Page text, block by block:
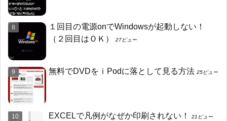
１回目の電源onでWindowsが起動しない！
（２回目はＯＫ）
27ビュー
無料でDVDをｉPodに落として見る方法 25ビュー
EXCELで凡例がなぜか印刷されない！ 21ビュー